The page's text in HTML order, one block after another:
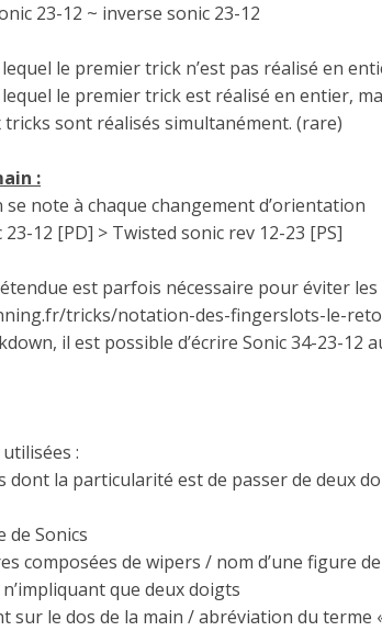
23-12 ~ inverse sonic 23-12
le premier trick n’est pas réalisé en
le premier trick est réalisé en entier,
tricks sont réalisés simultanément. (rare)
:
se note à chaque changement d’orientation
12 [PD] > Twisted sonic rev 12-23 [PS]
est parfois nécessaire pour éviter les
tricks/notation-des-fingerslots-le-
il est possible d’écrire Sonic 34-23-12
:
dont la particularité est de passer de deux
de Sonics
composées de wipers / nom d’une figure
que deux doigts
sur le dos de la main / abréviation du terme